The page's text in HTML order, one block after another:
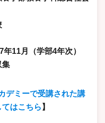
11月（学部4年次）
集
デミーで受講された講
はこちら 】